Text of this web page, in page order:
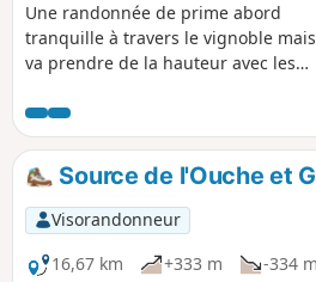
Une randonnée de prime abord
tranquille à travers le vignoble
va prendre de la hauteur avec les
la Montagne d'Auxey.
Source de l'Ouche et
Visorandonneur
16,67 km
+333 m
-334 m